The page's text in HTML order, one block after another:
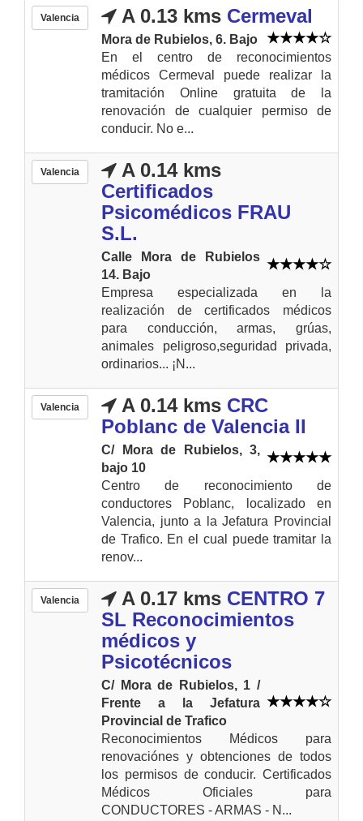
Valencia A 0.13 kms Cermeval
Mora de Rubielos, 6. Bajo
En el centro de reconocimientos
médicos Cermeval puede realizar la
tramitación Online gratuita de la
renovación de cualquier permiso de
conducir. No e...
Valencia
A 0.14 kms
Certificados
Psicomédicos FRAU
S.L.
Calle Mora de Rubielos
14. Bajo
Empresa especializada en la
realización de certificados médicos
para conducción, armas, grúas,
animales peligroso,seguridad privada,
ordinarios... ¡N...
Valencia A 0.14 kms CRC
Poblanc de Valencia II
C/ Mora de Rubielos, 3,
bajo 10
Centro de reconocimiento de
conductores Poblanc, localizado en
Valencia, junto a la Jefatura Provincial
de Trafico. En el cual puede tramitar la
renov...
Valencia A 0.17 kms CENTRO 7
SL Reconocimientos
médicos y
Psicotécnicos
C/ Mora de Rubielos, 1 /
Frente a la Jefatura
Provincial de Trafico
Reconocimientos Médicos para
renovaciónes y obtenciones de todos
los permisos de conducir. Certificados
Médicos Oficiales para
CONDUCTORES - ARMAS - N...